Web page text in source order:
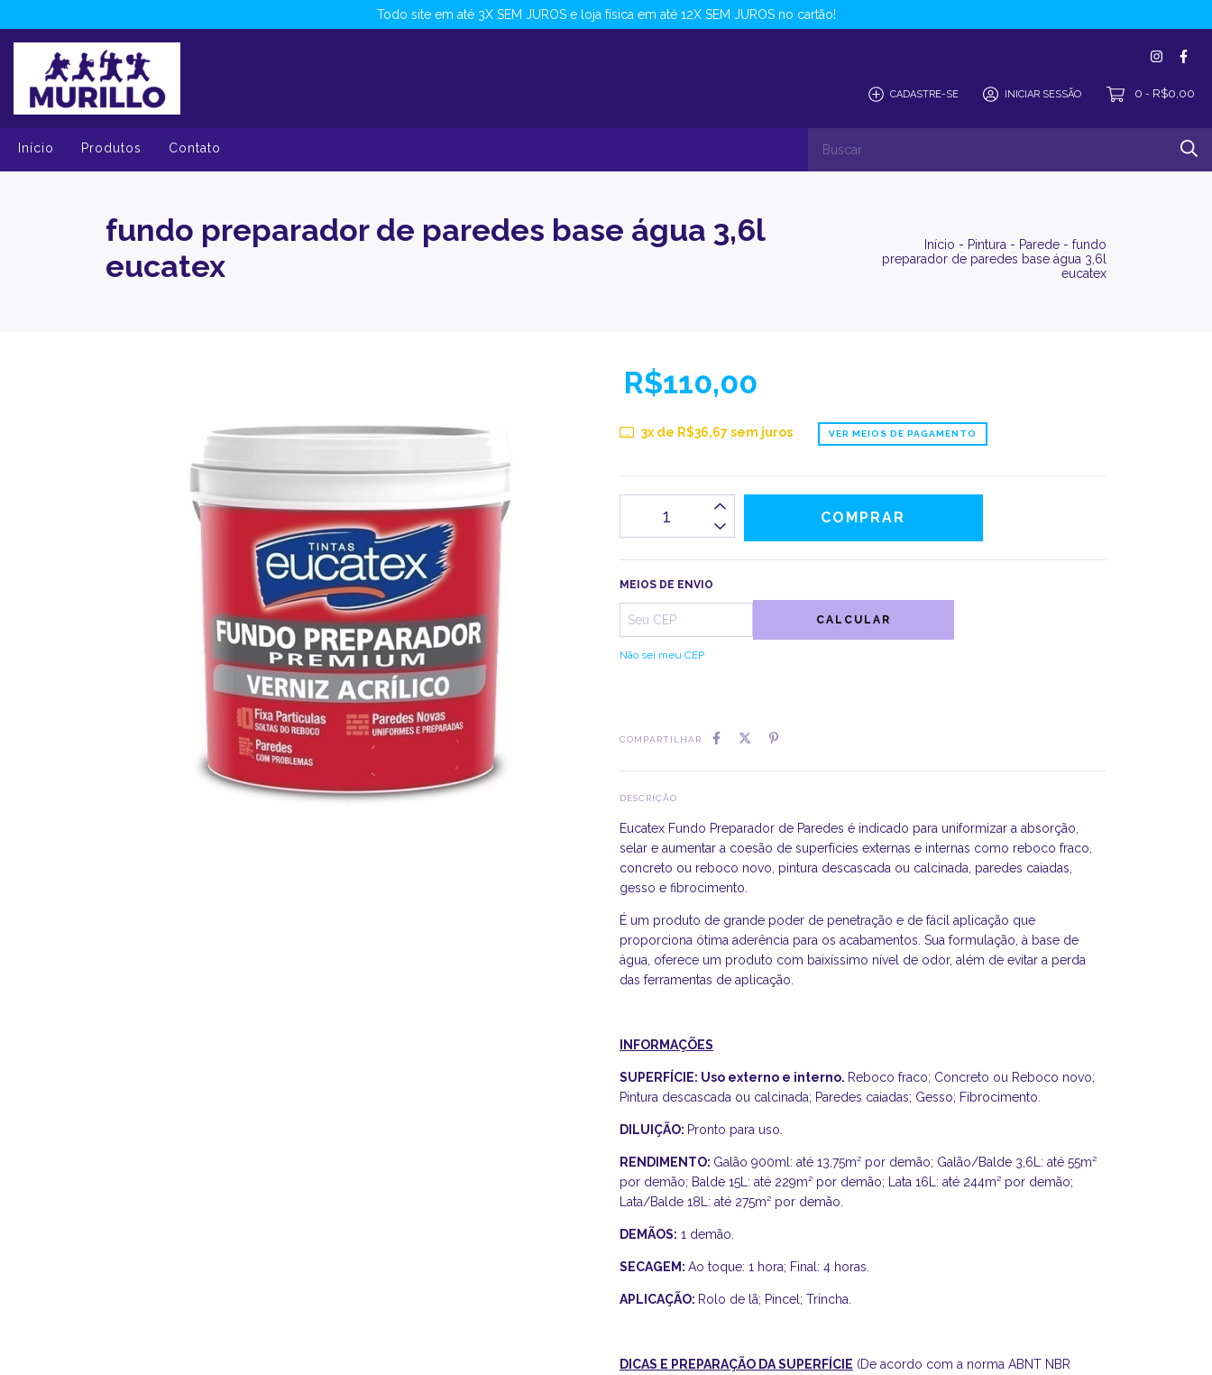
Todo site em até 3X SEM JUROS e loja física em até 12X SEM JUROS no cartão!
CADASTRE-SE INICIAR SESSÃO 0 - R$0,00
Início Produtos Contato
fundo preparador de paredes base água 3,6l
eucatex
Início - Pintura - Parede - fundo
preparador de paredes base água 3,6l
eucatex
R$110,00
3x de R$36,67sem juros VER MEIOS DE PAGAMENTO
MEIOS DE ENVIO
CALCULAR
Não sei meu CEP
COMPARTILHAR
DESCRIÇÃO
Eucatex Fundo Preparador de Paredes é indicado para uniformizar a absorção,
selar e aumentar a coesão de superfícies externas e internas como reboco fraco,
concreto ou reboco novo, pintura descascada ou calcinada, paredes caiadas,
gesso e fibrocimento.
É um produto de grande poder de penetração e de fácil aplicação que
proporciona ótima aderência para os acabamentos. Sua formulação, à base de
água, oferece um produto com baixíssimo nível de odor, além de evitar a perda
das ferramentas de aplicação.
INFORMAÇÕES
SUPERFÍCIE: Uso externo e interno. Reboco fraco; Concreto ou Reboco novo;
Pintura descascada ou calcinada; Paredes caiadas; Gesso; Fibrocimento.
DILUIÇÃO: Pronto para uso.
RENDIMENTO: Galão 900ml: até 13,75m² por demão; Galão/Balde 3,6L: até 55m²
por demão; Balde 15L: até 229m² por demão; Lata 16L: até 244m² por demão;
Lata/Balde 18L: até 275m² por demão.
DEMÃOS: 1 demão.
SECAGEM: Ao toque: 1 hora; Final: 4 horas.
APLICAÇÃO: Rolo de lã; Pincel; Trincha.
DICAS E PREPARAÇÃO DA SUPERFÍCIE (De acordo com a norma ABNT NBR